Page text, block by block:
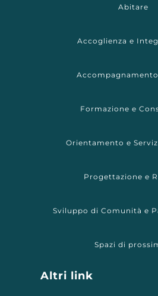
Abitare
Accoglienza e
Formazione e
Orientamento e
Progettazione e
Sviluppo di Comunità e
Spazi di
Altri link